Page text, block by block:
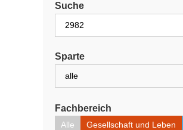
Suche
Sparte
Fachbereich
Alle Gesellschaft und Leben